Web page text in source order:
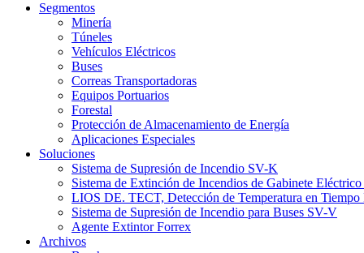
Segmentos
Minería
Túneles
Vehículos Eléctricos
Buses
Correas Transportadoras
Equipos Portuarios
Forestal
Protección de Almacenamiento de Energía
Aplicaciones Especiales
Soluciones
Sistema de Supresión de Incendio SV-K
Sistema de Extinción de Incendios de Gabinete
LIOS DE. TECT, Detección de Temperatura en Tiempo
Sistema de Supresión de Incendio para Buses SV-V
Agente Extintor Forrex
Archivos